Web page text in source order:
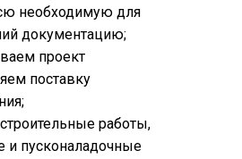
необходимую для
документацию;
проект
поставку
работы,
и пусконаладочные